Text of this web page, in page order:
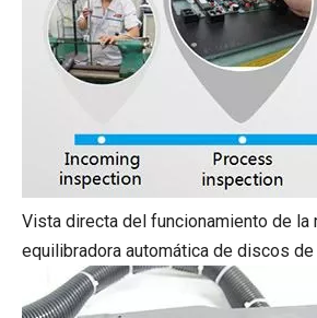
Vista directa del funcionamiento de la
equilibradora automática de discos de